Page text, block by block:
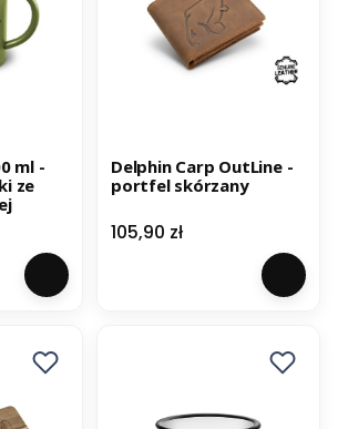
ml -
ze
Delphin Carp OutLine -
portfel skórzany
Cena
105,90 zł